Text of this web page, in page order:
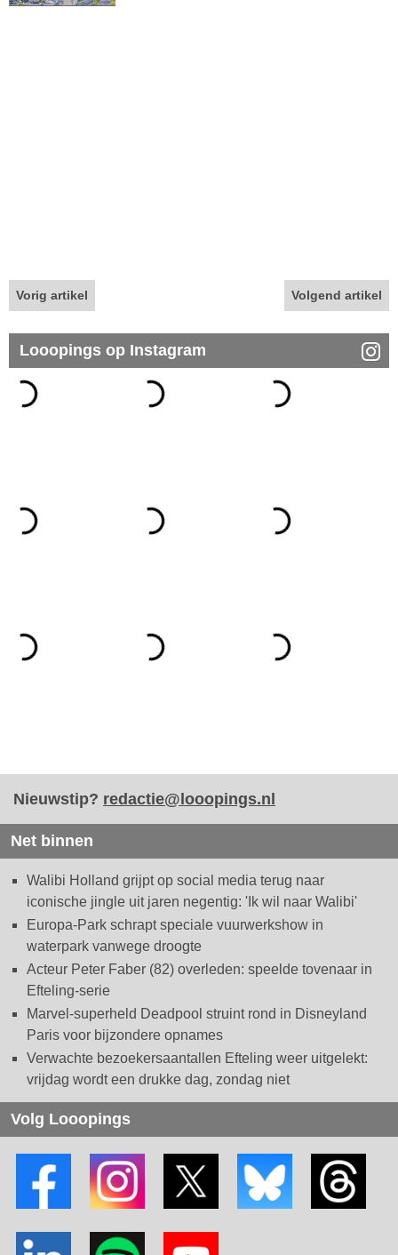
Vorig artikel Volgend artikel
Looopings op Instagram
Nieuwstip? redactie@looopings.nl
Net binnen
Walibi Holland grijpt op social media terug naar
iconische jingle uit jaren negentig: 'Ik wil naar Walibi'
Europa-Park schrapt speciale vuurwerkshow in
waterpark vanwege droogte
Acteur Peter Faber (82) overleden: speelde tovenaar in
Efteling-serie
Marvel-superheld Deadpool struint rond in Disneyland
Paris voor bijzondere opnames
Verwachte bezoekersaantallen Efteling weer uitgelekt:
vrijdag wordt een drukke dag, zondag niet
Volg Looopings